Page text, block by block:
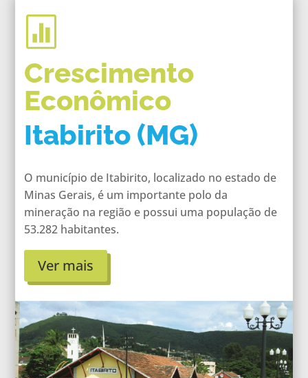

Crescimento
Econômico
Itabirito (MG)
O município de Itabirito, localizado no estado de
Minas Gerais, é um importante polo da
mineração na região e possui uma população de
53.282 habitantes.
Ver mais